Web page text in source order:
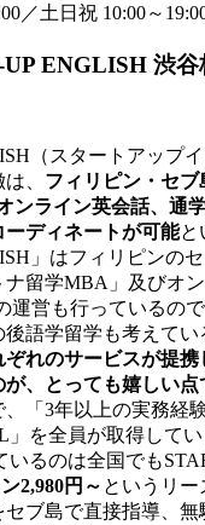
／土日祝 10:00～
UP ENGLISH 渋谷
（スタートアップ
、 フィリピン・セブ
ンライン英会話、通
ディネートが可能と
」はフィリピンの
留学MBA」及びオ
運営も行っているの
後語学留学も考えて
ぞれのサービスが提
、とっても嬉しい点
、「3年以上の実務経
」を全員が取得して
いるのは全国でも
2,980円～ というリー
ブ島で直接指導、無